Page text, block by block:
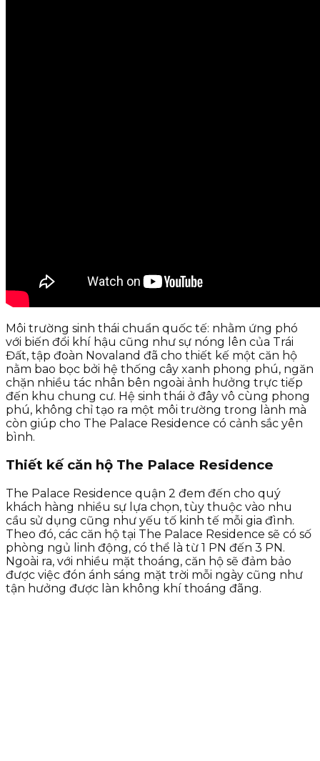
Môi trường sinh thái chuẩn quốc tế: nhằm ứng phó
với biến đổi khí hậu cũng như sự nóng lên của Trái
Đất, tập đoàn Novaland đã cho thiết kế một căn hộ
nằm bao bọc bởi hệ thống cây xanh phong phú, ngăn
chặn nhiều tác nhân bên ngoài ảnh hưởng trực tiếp
đến khu chung cư. Hệ sinh thái ở đây vô cùng phong
phú, không chỉ tạo ra một môi trường trong lành mà
còn giúp cho The Palace Residence có cảnh sắc yên
bình.
Thiết kế căn hộ The Palace Residence
The Palace Residence quận 2 đem đến cho quý
khách hàng nhiều sự lựa chọn, tùy thuộc vào nhu
cầu sử dụng cũng như yếu tố kinh tế mỗi gia đình.
Theo đó, các căn hộ tại The Palace Residence sẽ có số
phòng ngủ linh động, có thể là từ 1 PN đến 3 PN.
Ngoài ra, với nhiều mặt thoáng, căn hộ sẽ đảm bảo
được việc đón ánh sáng mặt trời mỗi ngày cũng như
tận hưởng được làn không khí thoáng đãng.